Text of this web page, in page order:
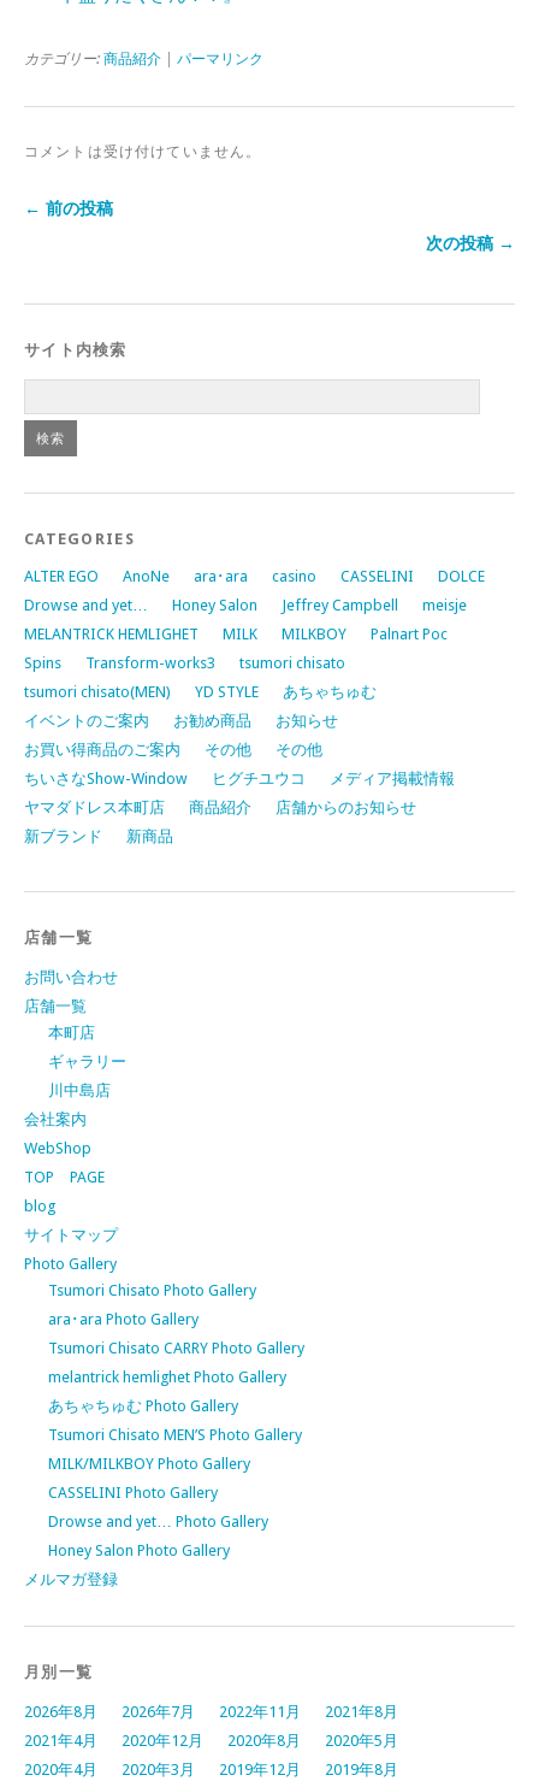
カテゴリー: 商品紹介 パーマリンク
コメントは受け付けていません。
← 前の投稿
次の投稿 →
サイト内検索
CATEGORIES
ALTER EGO AnoNe ara･ara casino CASSELINI
DOLCE
Drowse and yet…
Honey Salon Jeffrey Campbell
meisje
MELANTRICK HEMLIGHET
MILK MILKBOY
Palnart Poc
Spins
Transform-works3
tsumori chisato
tsumori chisato(MEN)
YD STYLE
あちゃちゅむ
イベントのご案内
お勧め商品
お知らせ
お買い得商品のご案内
その他
その他
ちいさなShow-Window
ヒグチユウコ
メディア掲載情報
ヤマダドレス本町店
商品紹介
店舗からのお知らせ
新ブランド
新商品
店舗一覧
お問い合わせ
店舗一覧
本町店
ギャラリー
川中島店
会社案内
WebShop
TOP PAGE
blog
サイトマップ
Photo Gallery
Tsumori Chisato Photo Gallery
ara･ara Photo Gallery
Tsumori Chisato CARRY Photo Gallery
melantrick hemlighet Photo Gallery
あちゃちゅむ Photo Gallery
Tsumori Chisato MEN’S Photo Gallery
MILK/MILKBOY Photo Gallery
CASSELINI Photo Gallery
Drowse and yet… Photo Gallery
Honey Salon Photo Gallery
メルマガ登録
月別一覧
2026年8月 2026年7月 2022年11月
2021年8月
2021年4月
2020年12月 2020年8月
2020年5月
2020年4月
2020年3月 2019年12月
2019年8月